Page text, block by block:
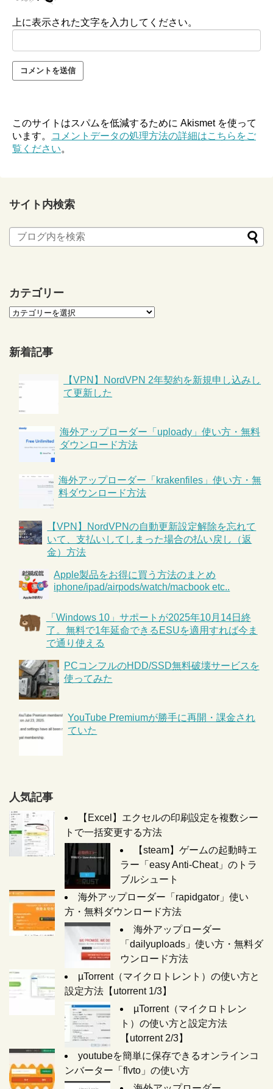
上に表示された文字を入力してください。
このサイトはスパムを低減するために Akismet を使って
います。
コメントデータの処理方法の詳細はこちらをご
覧ください。
サイト内検索
カテゴリー
新着記事
【VPN】NordVPN 2年契約を新規申し込みし
て更新した
海外アップローダー「uploady」使い方・無料
ダウンロード方法
海外アップローダー「krakenfiles」使い方・無
料ダウンロード方法
【VPN】NordVPNの自動更新設定解除を忘れて
いて、支払いしてしまった場合の払い戻し（返
金）方法
Apple製品をお得に買う方法のまとめ
iphone/ipad/airpods/watch/macbook etc..
「Windows 10」サポートが2025年10月14日終
了。無料で1年延命できるESUを適用すれば今ま
で通り使える
PCコンフルのHDD/SSD無料破壊サービスを
使ってみた
YouTube Premiumが勝手に再開・課金され
ていた
人気記事
【Excel】エクセルの印刷設定を複数シー
トで一括変更する方法
【steam】ゲームの起動時エ
ラー「easy Anti-Cheat」のトラ
ブルシュート
海外アップローダー「rapidgator」使い
方・無料ダウンロード方法
海外アップローダー
「dailyuploads」使い方・無料ダ
ウンロード方法
µTorrent（マイクロトレント）の使い方と
設定方法【utorrent 1/3】
µTorrent（マイクロトレン
ト）の使い方と設定方法
【utorrent 2/3】
youtubeを簡単に保存できるオンラインコ
ンバーター「flvto」の使い方